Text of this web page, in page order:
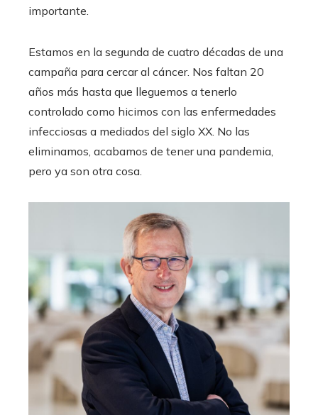
importante.
Estamos en la segunda de cuatro décadas de una
campaña para cercar al cáncer. Nos faltan 20
años más hasta que lleguemos a tenerlo
controlado como hicimos con las enfermedades
infecciosas a mediados del siglo XX. No las
eliminamos, acabamos de tener una pandemia,
pero ya son otra cosa.